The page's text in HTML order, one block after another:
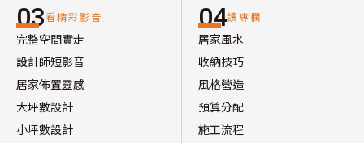
03看精彩影音
完整空間實走
設計師短影音
居家佈置靈感
大坪數設計
小坪數設計
04讀專欄
居家風水
收納技巧
風格營造
預算分配
施工流程